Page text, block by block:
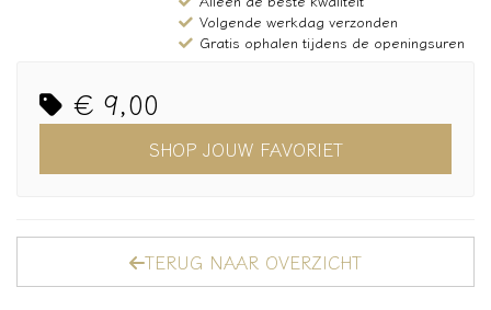
Volgende werkdag verzonden
Gratis ophalen tijdens de openingsuren
€ 9,00
SHOP JOUW FAVORIET
TERUG NAAR OVERZICHT